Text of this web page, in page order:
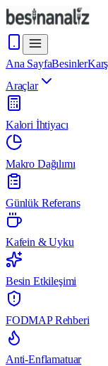
Ana SayfaBesinler
Araçlar
Kalori İhtiyacı
Makro Dağılımı
Günlük Referans
Kafein & Uyku
Besin Etkileşimi
FODMAP Rehberi
Anti-Enflamatuar